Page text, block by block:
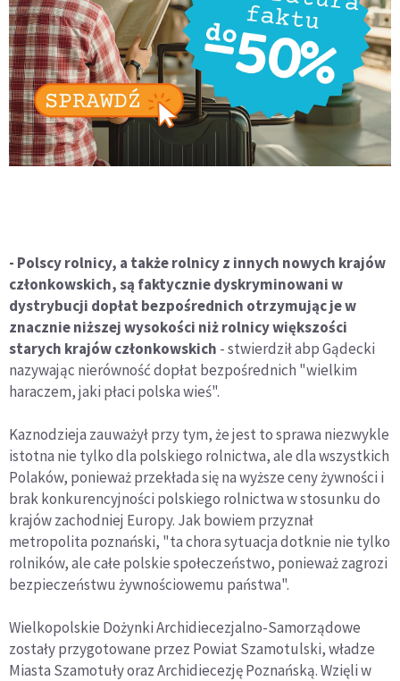
- Polscy rolnicy, a także rolnicy z innych nowych krajów
członkowskich, są faktycznie dyskryminowani w
dystrybucji dopłat bezpośrednich otrzymując je w
znacznie niższej wysokości niż rolnicy większości
starych krajów członkowskich - stwierdził abp Gądecki
nazywając nierówność dopłat bezpośrednich "wielkim
haraczem, jaki płaci polska wieś".
Kaznodzieja zauważył przy tym, że jest to sprawa niezwykle
istotna nie tylko dla polskiego rolnictwa, ale dla wszystkich
Polaków, ponieważ przekłada się na wyższe ceny żywności i
brak konkurencyjności polskiego rolnictwa w stosunku do
krajów zachodniej Europy. Jak bowiem przyznał
metropolita poznański, "ta chora sytuacja dotknie nie tylko
rolników, ale całe polskie społeczeństwo, ponieważ zagrozi
bezpieczeństwu żywnościowemu państwa".
Wielkopolskie Dożynki Archidiecezjalno-Samorządowe
zostały przygotowane przez Powiat Szamotulski, władze
Miasta Szamotuły oraz Archidiecezję Poznańską. Wzięli w